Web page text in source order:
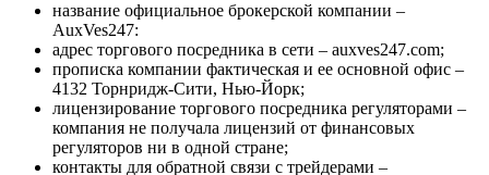
название официальное брокерской компании –
AuxVes247:
адрес торгового посредника в сети – auxves247.com;
прописка компании фактическая и ее основной офис –
4132 Торнридж-Сити, Нью-Йорк;
лицензирование торгового посредника регуляторами –
компания не получала лицензий от финансовых
регуляторов ни в одной стране;
контакты для обратной связи с трейдерами –